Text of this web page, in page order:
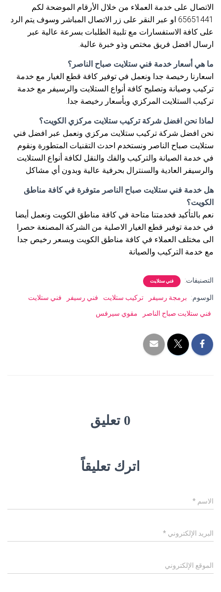
الاتصال على خدمة العملاء من خلال الأرقام الموضحة لكم
65651441 او عبر النقر على زر الاتصال المباشر وسوف يتم الرد
على كافة الاستفسارات مع تلبية الطلبات بسرعة عالية عبر
ارسال افضل فريق مختص وذو خبرة عالية.
ما هي أسعار خدمة فني ستلايت صباح الناصر؟
اسعارنا رخيصة جدا ونعمل في توفير كافة قطع الغيار مع خدمة
تركيب وصيانة وتصليح كافة أنواع الستلايت والرسيفر مع خدمة
تركيب الستلايت المركزي وبأسعار رخيصة جدا.
لماذا نحن افضل شركة تركيب ستلايت مركزي الكويت؟
نحن افضل شركة تركيب ستلايت مركزي ونعمل عبر افضل فني
ستلايت صباح الناصر ونستخدم احدث التقنيات المتطورة ونقوم
في خدمة الصيانة والتركيب والفك والنقل لكافة أنواع الستلايت
والرسيفر العادية والسنترال بحرفية عالية وبدون أي مشاكل
هل خدمة فني ستلايت صباح الناصر متوفرة في كافة مناطق
الكويت؟
نعم بالتأكيد فخدمتنا متاحة في كافة مناطق الكويت ونعمل أيضا
في خدمة توفير قطع الغيار الاصلية من الشركة المصنعة حصرا
الى مختلف العملاء في كافة مناطق الكويت وبسعر رخيص جدا
مع خدمة التركيب والصيانة
التصنيفات: فني ستلايت
الوسوم: برمجة رسيفر تركيب ستلايت فني رسيفر
فني ستلايت
فني ستلايت صباح الناصر
مقوي سيرفس
0 تعليق
اترك تعليقاً
الاسم *
البريد الإلكتروني *
الموقع الإلكتروني